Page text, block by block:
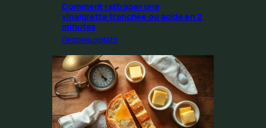
Comment rattraper une
vinaigrette tranchée ou acide en 2
minutes
Desbeauxplats